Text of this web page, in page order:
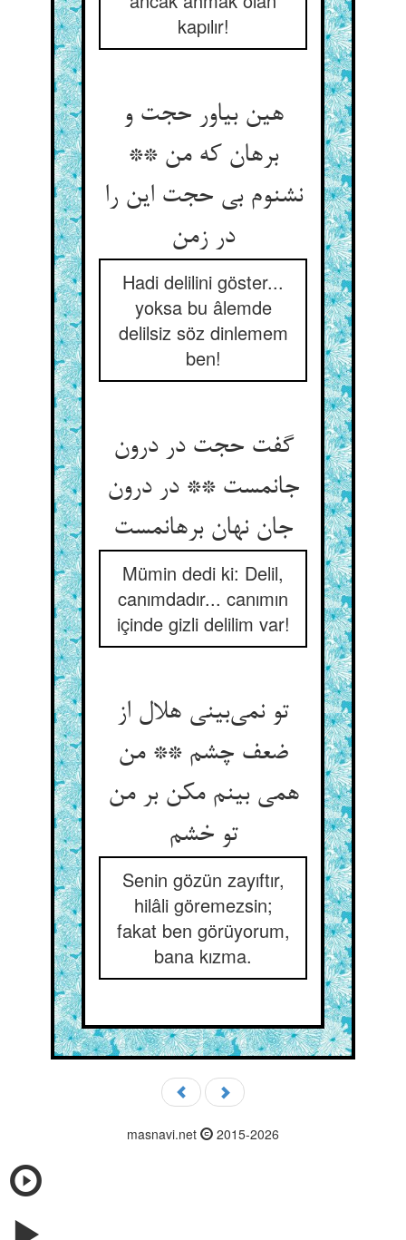
kapılır!
هین بیاور حجت و
برهان که من **
نشنوم بی حجت این را
در زمن
Hadi delilini göster...
yoksa bu âlemde
delilsiz söz dinlemem
ben!
گفت حجت در درون
جانمست ** در درون
جان نهان برهانمست
Mümin dedi ki: Delil,
canımdadır... canımın
içinde gizli delilim var!
تو نمی‌بینی هلال از
ضعف چشم ** من
همی بینم مکن بر من
تو خشم
Senin gözün zayıftır,
hilâli göremezsin;
fakat ben görüyorum,
bana kızma.
masnavi.net 2015-2026